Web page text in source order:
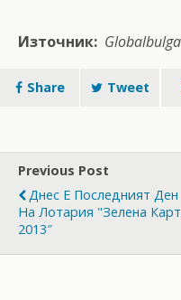
Източник:
Share Tweet
Previous Post
Днес Е Последният Ден
На Лотария "Зелена
2013″